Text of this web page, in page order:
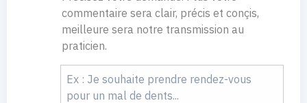
commentaire sera clair, précis et conçis,
meilleure sera notre transmission au
praticien.